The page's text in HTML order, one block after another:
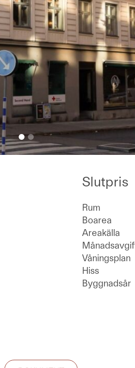
Slutpris
Rum
Boarea
Areakälla
Våningsplan
Hiss
Byggnadsår